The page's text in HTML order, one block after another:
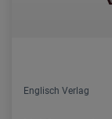
Englisch Verlag